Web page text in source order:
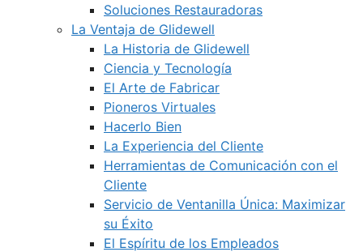
Soluciones Restauradoras
La Ventaja de Glidewell
La Historia de Glidewell
Ciencia y Tecnología
El Arte de Fabricar
Pioneros Virtuales
Hacerlo Bien
La Experiencia del Cliente
Herramientas de Comunicación con el
Cliente
Servicio de Ventanilla Única: Maximizar
su Éxito
El Espíritu de los Empleados